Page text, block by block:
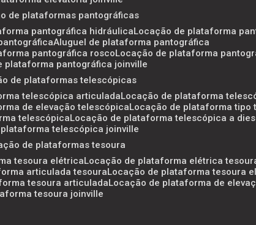
de plataformas pantográficas
pantográfica hidráulica locação de plataforma
aluguel de plataforma pantográfica
pantográfica rosco locação de plataforma
plataforma pantográfica joinville
de plataformas telescópicas
telescópica articulada locação de plataforma
de elevação telescópica locação de plataforma tipo
telescópica locação de plataforma telescópica a
plataforma telescópica joinville
de plataformas tesoura
tesoura elétrica locação de plataforma elétrica
articulada tesoura locação de plataforma tesoura
tesoura articulada locação de plataforma de
tesoura joinville